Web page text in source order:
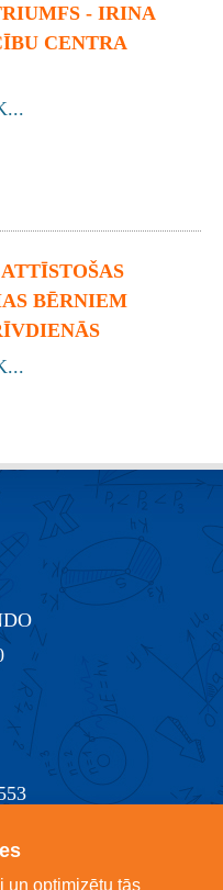
un optimizētu tās
- IRINA
CENTRA
BĒRNIEM